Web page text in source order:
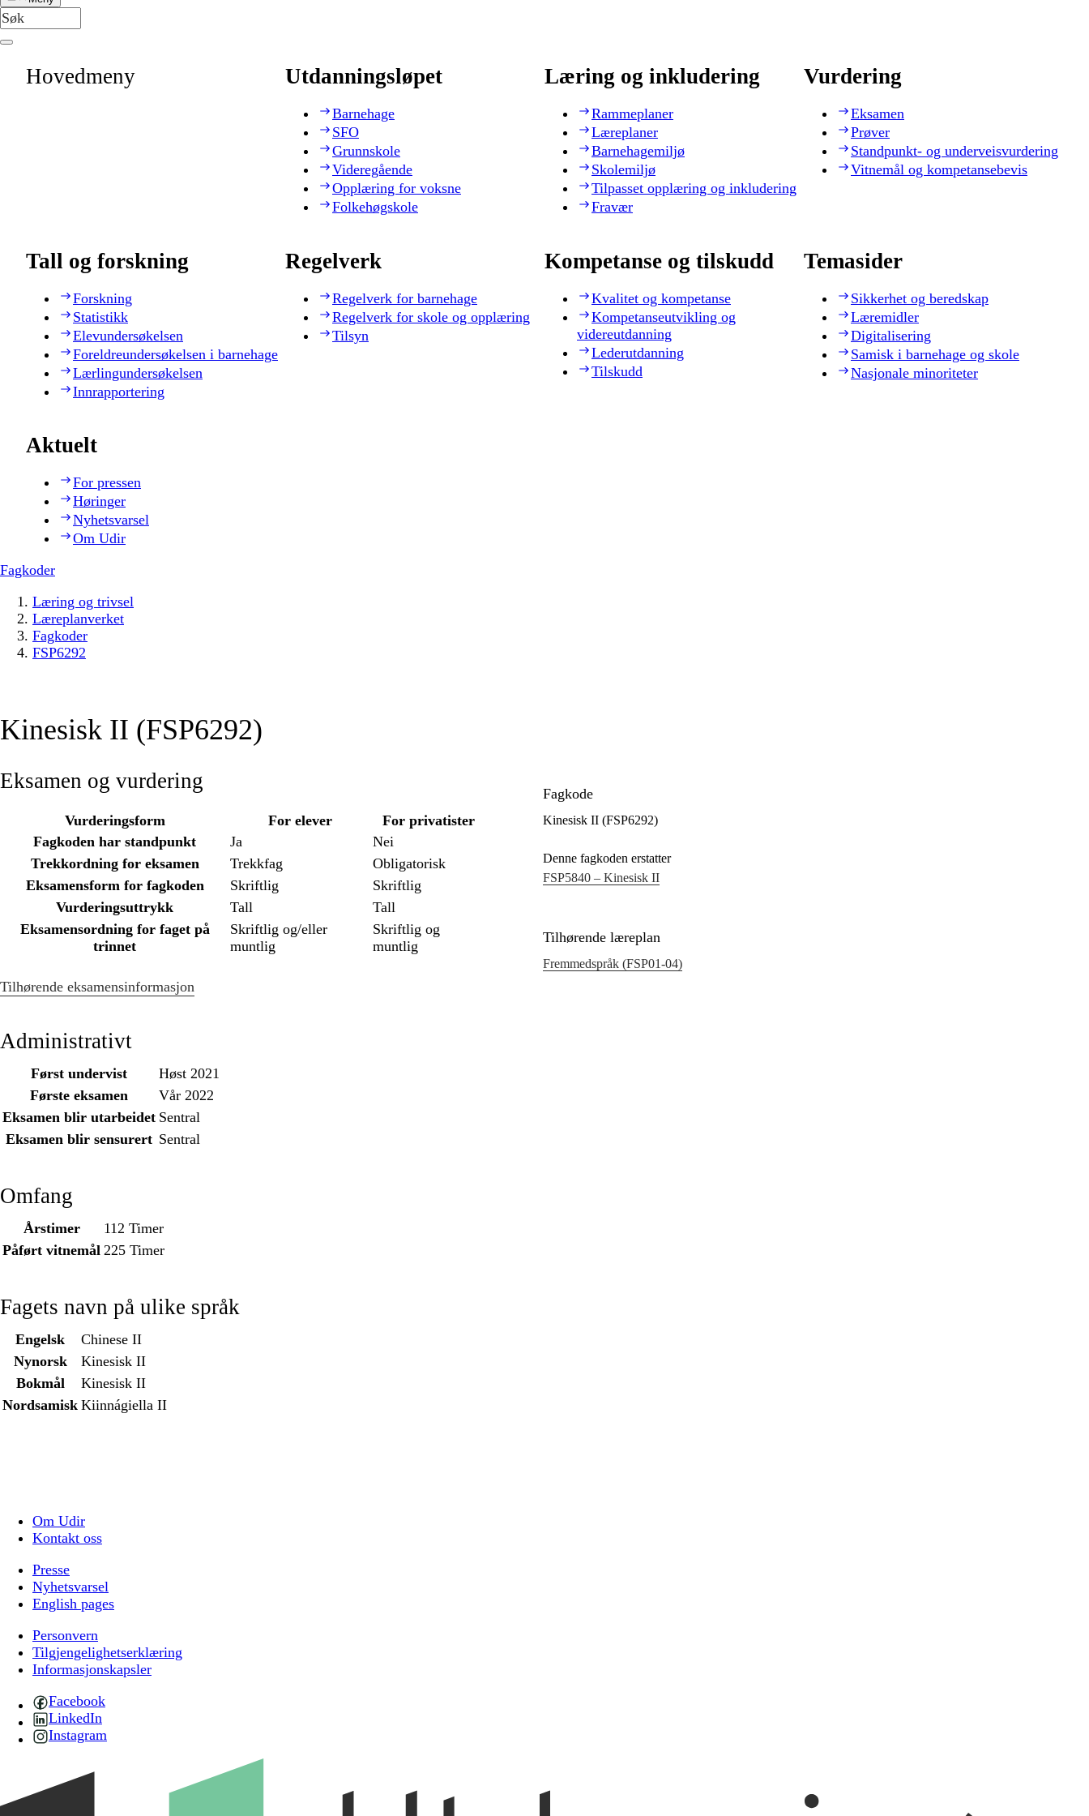
Hovedmeny Utdanningsløpet
Barnehage
SFO
Grunnskole
Videregående
Opplæring for voksne
Folkehøgskole
Læring og inkludering
Rammeplaner
Læreplaner
Barnehagemiljø
Skolemiljø
Tilpasset opplæring og inkludering
Fravær
Vurdering
Eksamen
Prøver
Standpunkt- og underveisvurdering
Vitnemål og kompetansebevis
Tall og forskning
Forskning
Statistikk
Elevundersøkelsen
Foreldreundersøkelsen i barnehage
Lærlingundersøkelsen
Innrapportering
Regelverk
Regelverk for barnehage
Regelverk for skole og opplæring
Tilsyn
Kompetanse og tilskudd
Kvalitet og kompetanse
Kompetanseutvikling og
videreutdanning
Lederutdanning
Tilskudd
Temasider
Sikkerhet og beredskap
Læremidler
Digitalisering
Samisk i barnehage og skole
Nasjonale minoriteter
Aktuelt
For pressen
Høringer
Nyhetsvarsel
Om Udir
Fagkoder
Læring og trivsel
Læreplanverket
Fagkoder
FSP6292
Kinesisk II (FSP6292)
Eksamen og vurdering
Vurderingsform For elever
For privatister
Fagkoden har standpunkt
Ja
Nei
Trekkordning for eksamen
Trekkfag
Obligatorisk
Eksamensform for fagkoden
Skriftlig
Skriftlig
Vurderingsuttrykk
Tall
Tall
Eksamensordning for faget på
trinnet
Skriftlig og/eller
muntlig
Skriftlig og
muntlig
Tilhørende eksamensinformasjon
Administrativt
Først undervist
Høst 2021
Første eksamen
Vår 2022
Eksamen blir utarbeidet Sentral
Eksamen blir sensurert Sentral
Omfang
Årstimer
112 Timer
Påført vitnemål 225 Timer
Fagets navn på ulike språk
Engelsk
Chinese II
Nynorsk
Kinesisk II
Bokmål
Kinesisk II
Nordsamisk Kiinnágiella II
Fagkode
Kinesisk II (FSP6292)
Denne fagkoden erstatter
FSP5840 – Kinesisk II
Tilhørende læreplan
Fremmedspråk (FSP01‑04)
Om Udir
Kontakt oss
Presse
Nyhetsvarsel
English pages
Personvern
Tilgjengelighetserklæring
Informasjonskapsler
Facebook
LinkedIn
Instagram